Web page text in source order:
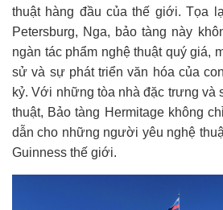
thuật hàng đầu của thế giới. Tọa
Petersburg, Nga, bảo tàng này
ngàn tác phẩm nghệ thuật quý giá,
sử và sự phát triển văn hóa của
kỷ. Với những tòa nhà đặc trưng và
thuật, Bảo tàng Hermitage không
dẫn cho những người yêu nghệ
Guinness thế giới.